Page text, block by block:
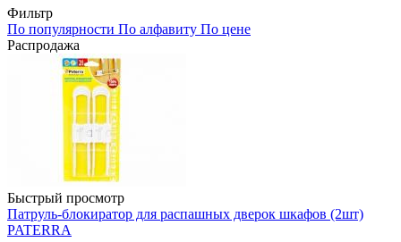
Фильтр
По популярности По алфавиту По цене
Распродажа
Быстрый просмотр
Патруль-блокиратор для распашных дверок шкафов (2шт)
PATERRA